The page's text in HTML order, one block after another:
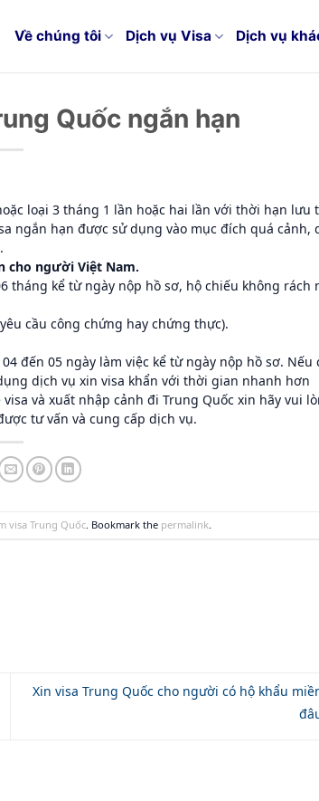
Về chúng tôi Dịch vụ Visa Dịch vụ
Quốc ngắn hạn
loại 3 tháng 1 lần hoặc hai lần với thời hạn lưu
ngắn hạn được sử dụng vào mục đích quá cảnh,
cho người Việt Nam.
tháng kể từ ngày nộp hồ sơ, hộ chiếu không rách
cầu công chứng hay chứng thực).
đến 05 ngày làm việc kể từ ngày nộp hồ sơ. Nếu
dịch vụ xin visa khẩn với thời gian nhanh hơn
và xuất nhập cảnh đi Trung Quốc xin hãy vui
tư vấn và cung cấp dịch vụ.
visa Trung Quốc . Bookmark the permalink
Xin visa Trung Quốc cho người có hộ khẩu